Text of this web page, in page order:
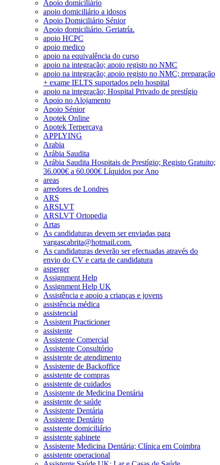
Apoio domiciliário
apoio domiciliário a idosos
Apoio Domiciliário Sénior
Apoio domiciliário. Geriatría.
apoio HCPC
apoio medico
apoio na equivalência do curso
apoio na integração; apoio registo no NMC
apoio na integração; apoio registo no NMC; preparação
+ exame IELTS suportados pelo hospital
apoio na integração; Hospital Privado de prestígio
Apoio no Alojamento
Apoio Sénior
Apotek Online
Apotek Terpercaya
APPLYING
Arabia
Arábia Saudita
Arábia Saudita Hospitais de Prestígio; Registo Gratuito;
36.000€ a 60.000€ Líquidos por Ano
areas
arredores de Londres
ARS
ARSLVT
ARSLVT Ortopedia
Artas
As candidaturas devem ser enviadas para
vargascabrita@hotmail.com.
As candidaturas deverão ser efectuadas através do
envio do CV e carta de candidatura
asperger
Assignment Help
Assignment Help UK
Assistência e apoio a crianças e jovens
assistência médica
assistencial
Assistent Practicioner
assistente
Assistente Comercial
Assistente Consultório
assistente de atendimento
Assistente de Backoffice
assistente de compras
assistente de cuidados
Assistente de Medicina Dentária
assistente de saúde
Assistente Dentária
Assistente Dentário
assistente domiciliário
assistente gabinete
Assistente Medicina Dentária; Clínica em Coimbra
assistente operacional